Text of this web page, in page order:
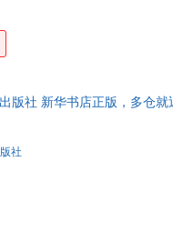
版社 新华书店正版，多仓
社